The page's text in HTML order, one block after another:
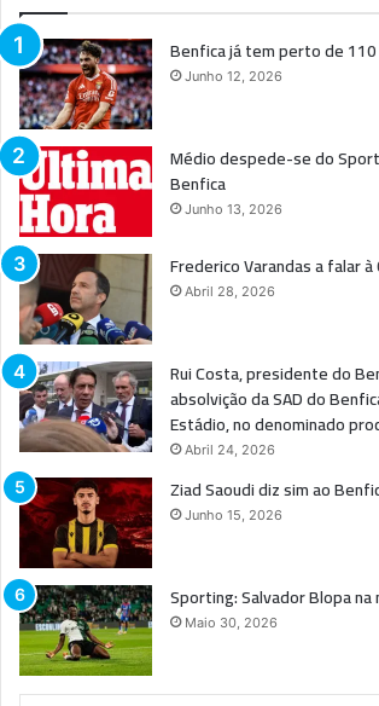
Benfica já tem perto de
Junho 12, 2026
Médio despede-se do
Benfica
Junho 13, 2026
Frederico Varandas a falar à
Abril 28, 2026
Rui Costa, presidente do
absolvição da SAD do
Estádio, no denominado
Abril 24, 2026
Ziad Saoudi diz sim ao
Junho 15, 2026
Sporting: Salvador Blopa na
Maio 30, 2026